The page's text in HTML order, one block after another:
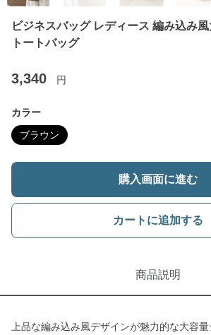
ビジネスバッグ レディース 編み込み
トートバッグ
3,340 円
カラー
ブラウン
購入画面に進む
カートに追加する
商品説明
上品な編み込み風デザインが魅力的な大容